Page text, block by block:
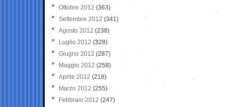
Ottobre 2012 (363)
Settembre 2012 (341)
Agosto 2012 (238)
Luglio 2012 (328)
Giugno 2012 (287)
Maggio 2012 (258)
Aprile 2012 (218)
Marzo 2012 (255)
Febbraio 2012 (247)